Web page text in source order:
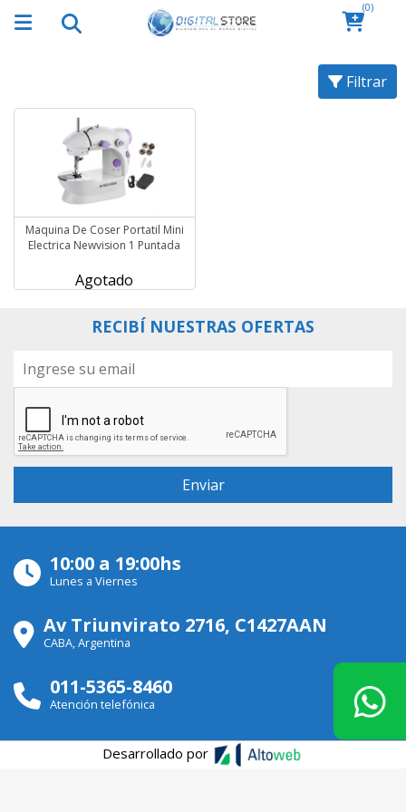
(0)
Filtrar
Maquina De Coser Portatil Mini
Electrica Newvision 1 Puntada
Agotado
RECIBÍ NUESTRAS OFERTAS
10:00 a 19:00hs
Lunes a Viernes
Av Triunvirato 2716, C1427AAN
CABA, Argentina
011-5365-8460
Atención telefónica
Desarrollado por